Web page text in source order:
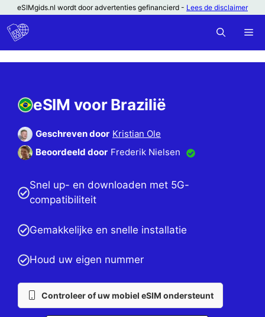
naar
de
inhoud
eSIMgids.nl wordt door advertenties gefinancierd - Lees de disclaimer
eSIM voor Brazilië
Geschreven door Kristian Ole
Beoordeeld door Frederik Nielsen
Snel up- en downloaden met 5G-
compatibiliteit
Gemakkelijke en snelle installatie
Houd uw eigen nummer
Controleer of uw mobiel eSIM ondersteunt